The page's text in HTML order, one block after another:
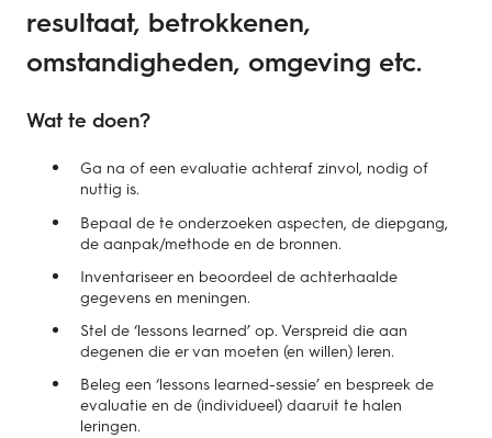
resultaat, betrokkenen,
omstandigheden, omgeving etc.
Wat te doen?
Ga na of een evaluatie achteraf zinvol, nodig of
nuttig is.
Bepaal de te onderzoeken aspecten, de diepgang,
de aanpak/methode en de bronnen.
Inventariseer en beoordeel de achterhaalde
gegevens en meningen.
Stel de ‘lessons learned’ op. Verspreid die aan
degenen die er van moeten (en willen) leren.
Beleg een ‘lessons learned-sessie’ en bespreek de
evaluatie en de (individueel) daaruit te halen
leringen.